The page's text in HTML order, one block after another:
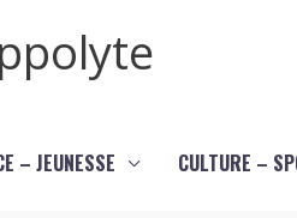
– JEUNESSE CULTURE –